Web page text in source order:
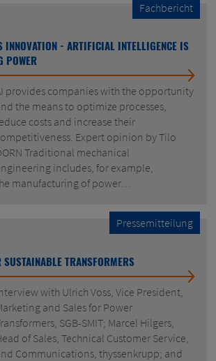
INNOVATION - ARTIFICIAL INTELLIGENCE IS
POWER
Fachbericht
provides companies with the opportunity
the means to optimize processes,
costs and increase their
Expert opinion by Tilo
Traditional mechanical
includes, for example,
manufacturing of power…
SUSTAINABLE TRANSFORMERS
Pressemitteilung
with Ulrich Voss, Vice President,
and Sales for Power
SGB-SMIT; Marcel Hilgers,
of Sales, Technical Customer Service,
Communications, thyssenkrupp; and